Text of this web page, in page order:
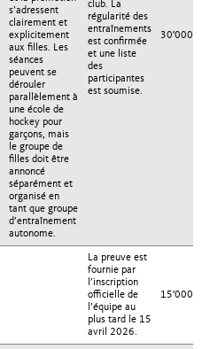
s’adressent
clairement et
explicitement
aux filles. Les
séances
peuvent se
dérouler
parallèlement à
une école de
hockey pour
garçons, mais
le groupe de
filles doit être
annoncé
séparément et
organisé en
tant que groupe
d’entraînement
autonome.
club. La
régularité des
entraînements
est confirmée
et une liste
des
participantes
est soumise.
La preuve est
fournie par
l’inscription
officielle de
l’équipe au
plus tard le 15
avril 2026.